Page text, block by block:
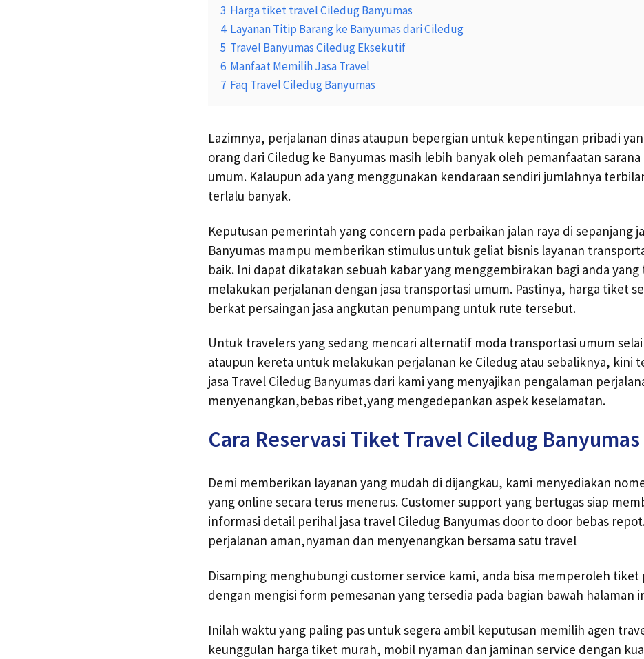
3 Harga tiket travel Ciledug Banyumas
4 Layanan Titip Barang ke Banyumas dari Ciledug
5 Travel Banyumas Ciledug Eksekutif
6 Manfaat Memilih Jasa Travel
7 Faq Travel Ciledug Banyumas
Lazimnya, perjalanan dinas ataupun bepergian untuk kepentingan pribadi
orang dari Ciledug ke Banyumas masih lebih banyak oleh pemanfaatan
umum. Kalaupun ada yang menggunakan kendaraan sendiri jumlahnya
terlalu banyak.
Keputusan pemerintah yang concern pada perbaikan jalan raya di sepanjang
Banyumas mampu memberikan stimulus untuk geliat bisnis layanan
baik. Ini dapat dikatakan sebuah kabar yang menggembirakan bagi anda yang
melakukan perjalanan dengan jasa transportasi umum. Pastinya, harga tiket
berkat persaingan jasa angkutan penumpang untuk rute tersebut.
Untuk travelers yang sedang mencari alternatif moda transportasi umum
ataupun kereta untuk melakukan perjalanan ke Ciledug atau sebaliknya, kini
jasa Travel Ciledug Banyumas dari kami yang menyajikan pengalaman
menyenangkan,bebas ribet,yang mengedepankan aspek keselamatan.
Cara Reservasi Tiket Travel Ciledug Banyumas
Demi memberikan layanan yang mudah di dijangkau, kami menyediakan
yang online secara terus menerus. Customer support yang bertugas siap
informasi detail perihal jasa travel Ciledug Banyumas door to door bebas
perjalanan aman,nyaman dan menyenangkan bersama satu travel
Disamping menghubungi customer service kami, anda bisa memperoleh tiket
dengan mengisi form pemesanan yang tersedia pada bagian bawah halaman
Inilah waktu yang paling pas untuk segera ambil keputusan memilih agen
keunggulan harga tiket murah, mobil nyaman dan jaminan service dengan